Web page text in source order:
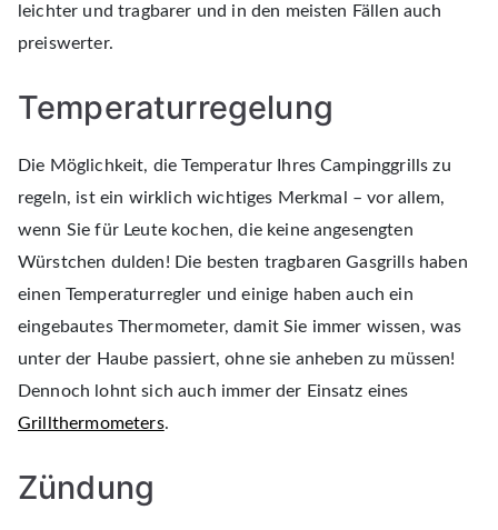
leichter und tragbarer und in den meisten Fällen auch
preiswerter.
Temperaturregelung
Die Möglichkeit, die Temperatur Ihres Campinggrills zu
regeln, ist ein wirklich wichtiges Merkmal – vor allem,
wenn Sie für Leute kochen, die keine angesengten
Würstchen dulden! Die besten tragbaren Gasgrills haben
einen Temperaturregler und einige haben auch ein
eingebautes Thermometer, damit Sie immer wissen, was
unter der Haube passiert, ohne sie anheben zu müssen!
Dennoch lohnt sich auch immer der Einsatz eines
Grillthermometers.
Zündung